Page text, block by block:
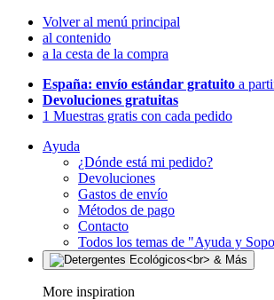
Volver al menú principal
al contenido
a la cesta de la compra
España: envío estándar gratuito a
Devoluciones gratuitas
1 Muestras gratis con cada pedido
Ayuda
¿Dónde está mi pedido?
Devoluciones
Gastos de envío
Métodos de pago
Contacto
Todos los temas de "Ayuda y
More inspiration